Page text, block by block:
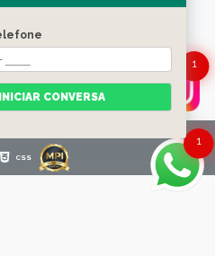
SOMOS
DO SITE
(Lei 9610 de 19/02/1998)
CSS
1
1
INICIAR CONVERSA